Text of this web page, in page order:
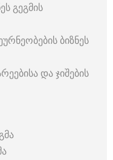
გეგმის
ბიზნეს
და ჯიშების